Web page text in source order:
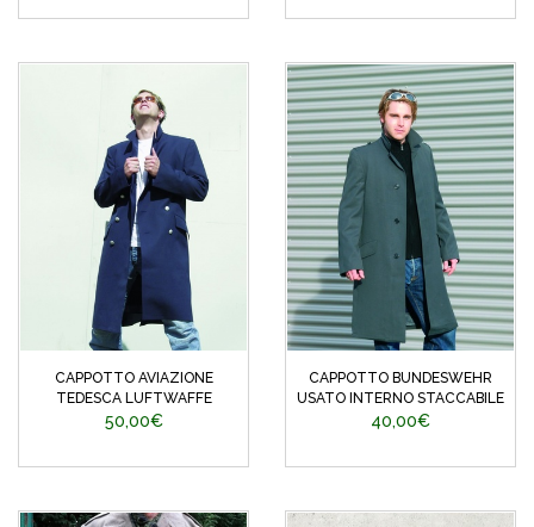
CAPPOTTO AVIAZIONE
TEDESCA LUFTWAFFE
50,00€
CAPPOTTO BUNDESWEHR
USATO INTERNO STACCABILE
40,00€